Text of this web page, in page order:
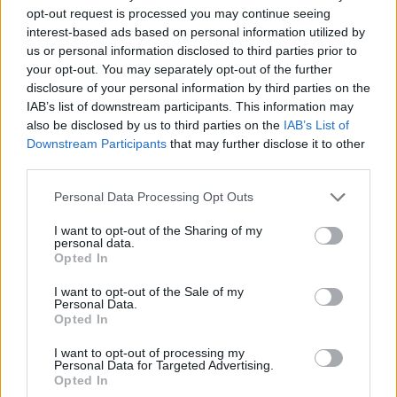
opt-out request is processed you may continue seeing
interest-based ads based on personal information utilized by
us or personal information disclosed to third parties prior to
your opt-out. You may separately opt-out of the further
disclosure of your personal information by third parties on the
IAB’s list of downstream participants. This information may
also be disclosed by us to third parties on the IAB’s List of
Downstream Participants that may further disclose it to other
Personal Data Processing Opt Outs
I want to opt-out of the Sharing of my
personal data.
Opted In
I want to opt-out of the Sale of my
Personal Data.
Opted In
I want to opt-out of processing my
Personal Data for Targeted Advertising.
Opted In
Albérlet vagy lakásvásárlás? Kiszámolták, melyik
éri meg jobban
Az egyetemisták körében népszerű számos budapesti kerületben már
2-4 év közötti tartózkodás esetén jobban megérheti lakást vásárolni,
mint bérelni - derül ki a Magyar Hírlap pénteki cikkéből, amely az
úgynevezett Takarék Index friss elemzését idézte.
Felsőoktatás
MTI
Hihetetlen albérletárak vannak Budapesten: 120
ezer forint havonta egy garzonért?
Budapesten több mint 8300 kiadó lakóingatlan közül válogathatnak
a fiatalok, a július második felében felkínált albérletek száma 12
ingatlan.com elemzéséből.
Érettségi-felvételi